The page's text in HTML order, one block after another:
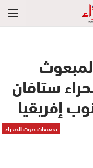
ستافان
إفريقيا
تحقيقات صوت الصحراء